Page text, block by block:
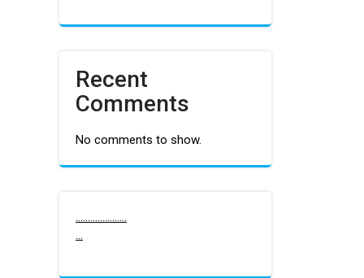
Recent
Comments
No comments to show.
.....................
...